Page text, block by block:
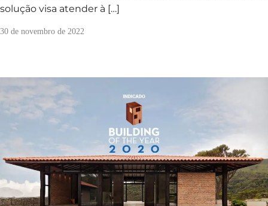
solução visa atender à […]
30 de novembro de 2022